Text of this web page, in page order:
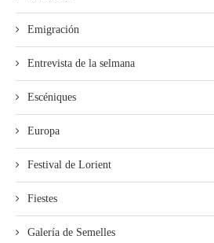
Emigración
Entrevista de la selmana
Escéniques
Europa
Festival de Lorient
Fiestes
Galería de Semelles